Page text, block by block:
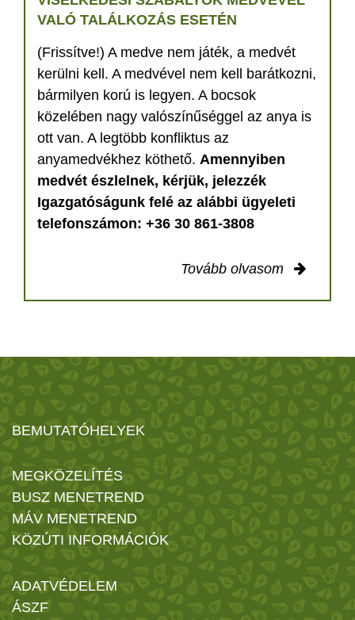
VALÓ TALÁLKOZÁS ESETÉN
(Frissítve!) A medve nem játék, a medvét
kerülni kell. A medvével nem kell barátkozni,
bármilyen korú is legyen. A bocsok
közelében nagy valószínűséggel az anya is
ott van. A legtöbb konfliktus az
anyamedvékhez köthető. Amennyiben
medvét észlelnek, kérjük, jelezzék
Igazgatóságunk felé az alábbi ügyeleti
telefonszámon: +36 30 861-3808
Tovább olvasom
BEMUTATÓHELYEK
MEGKÖZELÍTÉS
BUSZ MENETREND
MÁV MENETREND
KÖZÚTI INFORMÁCIÓK
ADATVÉDELEM
ÁSZF